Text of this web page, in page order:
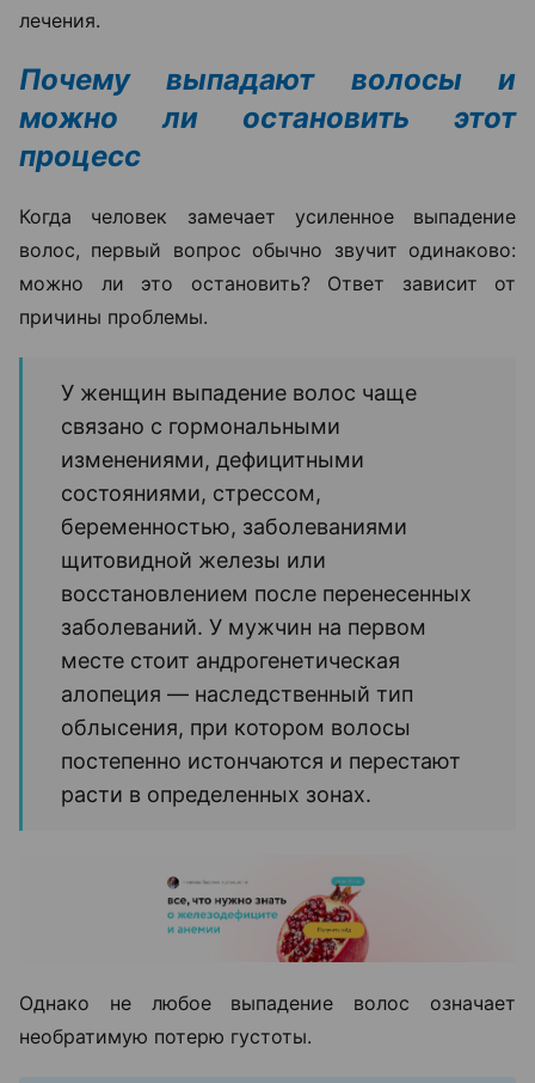
лечения.
Почему выпадают волосы и
можно ли остановить этот
процесс
Когда человек замечает усиленное выпадение
волос, первый вопрос обычно звучит одинаково:
можно ли это остановить? Ответ зависит от
причины проблемы.
У женщин выпадение волос чаще
связано с гормональными
изменениями, дефицитными
состояниями, стрессом,
беременностью, заболеваниями
щитовидной железы или
восстановлением после перенесенных
заболеваний. У мужчин на первом
месте стоит андрогенетическая
алопеция — наследственный тип
облысения, при котором волосы
постепенно истончаются и перестают
расти в определенных зонах.
Однако не любое выпадение волос означает
необратимую потерю густоты.